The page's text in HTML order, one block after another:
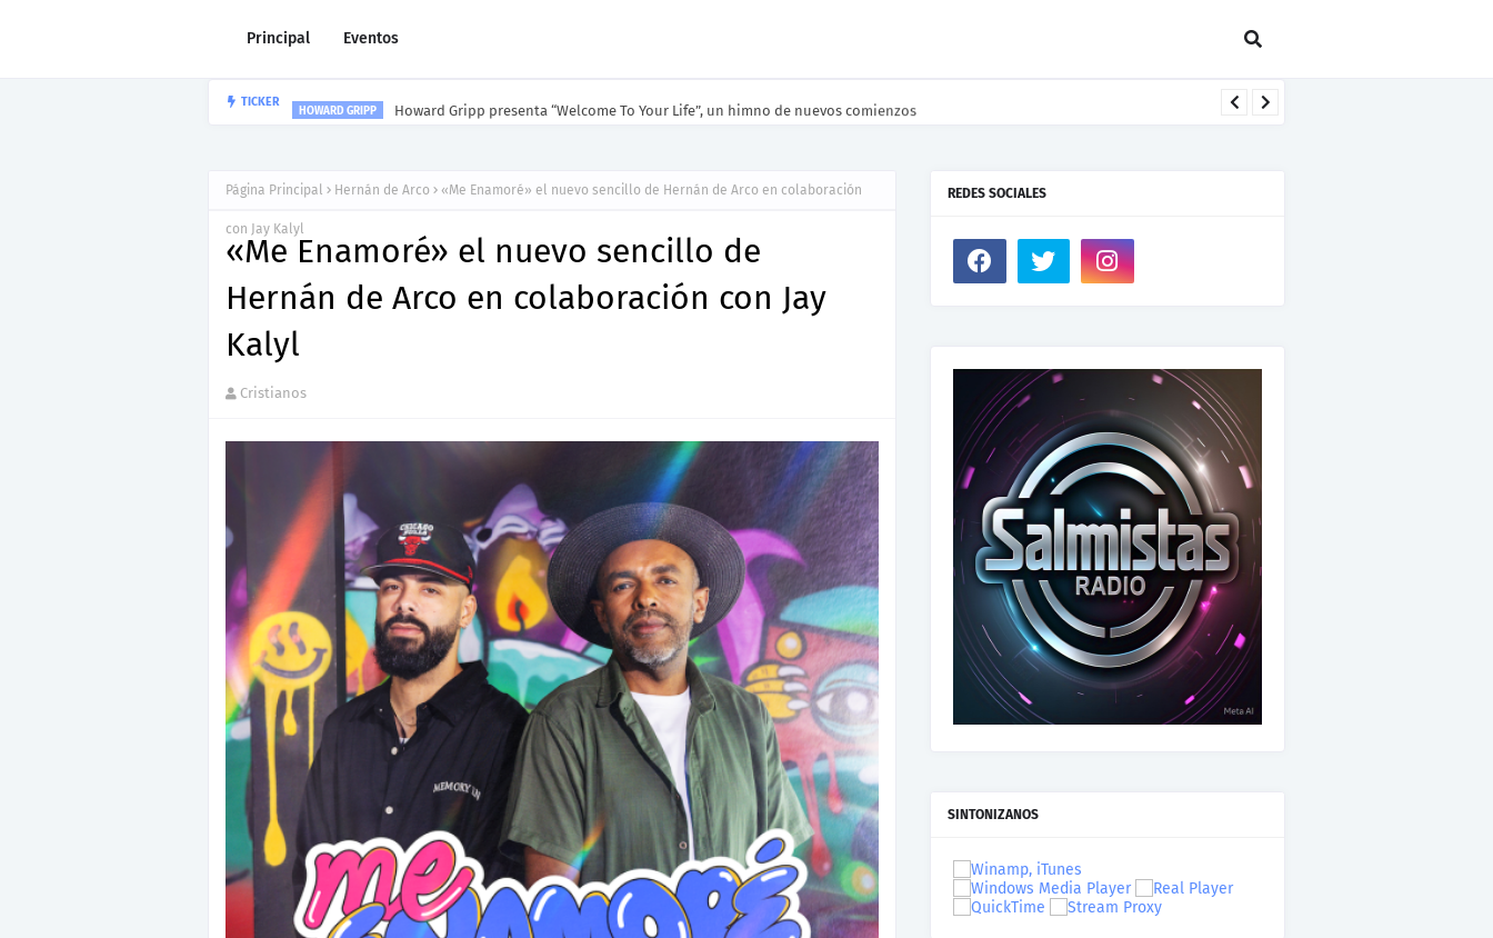
Principal Eventos
TICKER HOWARD GRIPP Howard Gripp presenta “Welcome To Your Life”, un himno de nuevos comienzos
Página Principal Hernán de Arco «Me Enamoré» el nuevo sencillo de Hernán de Arco en colaboración
con Jay Kalyl
«Me Enamoré» el nuevo sencillo de
Hernán de Arco en colaboración con Jay
Kalyl
Cristianos
REDES SOCIALES
SINTONIZANOS